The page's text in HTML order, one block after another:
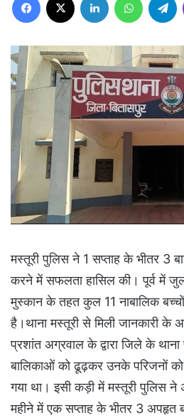
मस्तूरी पुलिस ने 1 सप्ताह के भीतर 3
करने में सफलता हासिल की। पूर्व में
मुस्कान के तहत कुल 11 नाबालिक
है।थाना मस्तूरी से मिली जानकारी के
प्रशांत अग्रवाल के द्वारा जिले के
बालिकाओं को ढूढ़कर उनके परिजनों को
गया था। इसी कड़ी में मस्तूरी पुलिस
महीने में एक सप्ताह के भीतर 3